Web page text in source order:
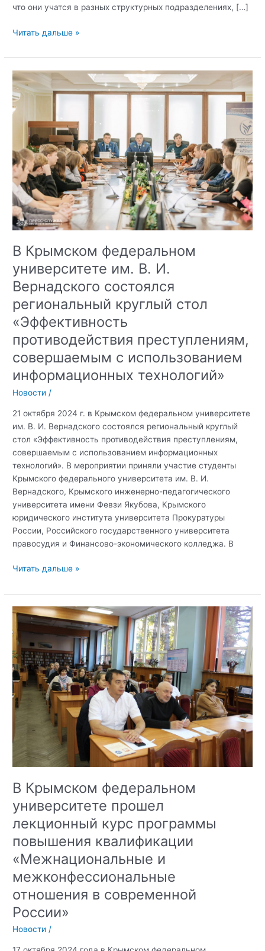
что они учатся в разных структурных подразделениях, […]
В
федеральном
университете
стартовал
второй
поток
проектно-
образовательного
интенсива
«Ген
Вернадского»
Читать дальше »
В Крымском федеральном
университете им. В. И.
Вернадского состоялся
региональный круглый стол
«Эффективность
противодействия преступлениям,
совершаемым с использованием
информационных технологий»
Новости /
21 октября 2024 г. в Крымском федеральном университете
им. В. И. Вернадского состоялся региональный круглый
стол «Эффективность противодействия преступлениям,
совершаемым с использованием информационных
технологий». В мероприятии приняли участие студенты
Крымского федерального университета им. В. И.
Вернадского, Крымского инженерно-педагогического
университета имени Февзи Якубова, Крымского
юридического института университета Прокуратуры
России, Российского государственного университета
правосудия и Финансово-экономического колледжа. В
В
федеральном
университете
им.
В.
И.
Вернадского
состоялся
региональный
круглый
стол
«Эффективность
противодействия
преступлениям,
совершаемым
использованием
информационных
технологий»
Читать дальше »
В Крымском федеральном
университете прошел
лекционный курс программы
повышения квалификации
«Межнациональные и
межконфессиональные
отношения в современной
России»
Новости /